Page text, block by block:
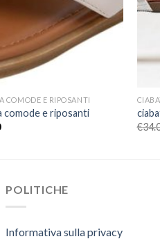
COMODE E RIPOSANTI
comode e riposanti
€
POLITICHE
Informativa sulla privacy